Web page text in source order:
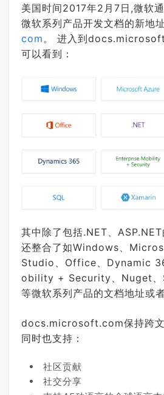
美国时间2017年2月7日,微软
微软系列产品开发文档的新地址
com。 进入到
可以看到：
其中除了包括.NET、ASP.NET
还整合了如Windows、
Studio、Office、Dynamic
obility + Security、Nuget、
等微软系列产品的文档地址或
docs.microsoft.com保持跨文
同时也支持：
社区贡献
社交分享